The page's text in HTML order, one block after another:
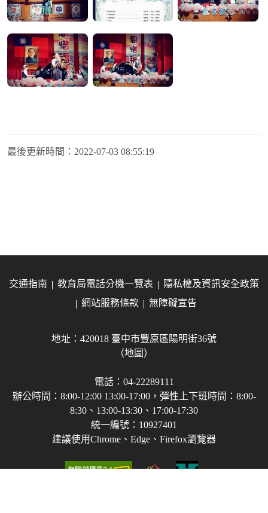
最後更新時間： 2022-07-03 08:55:19
交通指南 教育局電話分機一覽表
隱私權及資訊安全政策
網站服務條款
無障礙宣告
地址：420018 臺中市豐原區陽明街36號
（地圖）
電話：04-22289111
辦公時間：8:00-12:00 13:00-17:00，彈性上下班時間：8:00-
8:30、13:00-13:30、17:00-17:30
統一編號：10927401
建議使用Chrome、Edge、Firefox瀏覽器